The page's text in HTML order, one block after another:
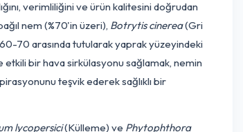
analizleri sonuçlarına dayanarak, bitkinin
doğru zamanda (farklı gelişim
besin dengesizliklerini önleyerek bitki